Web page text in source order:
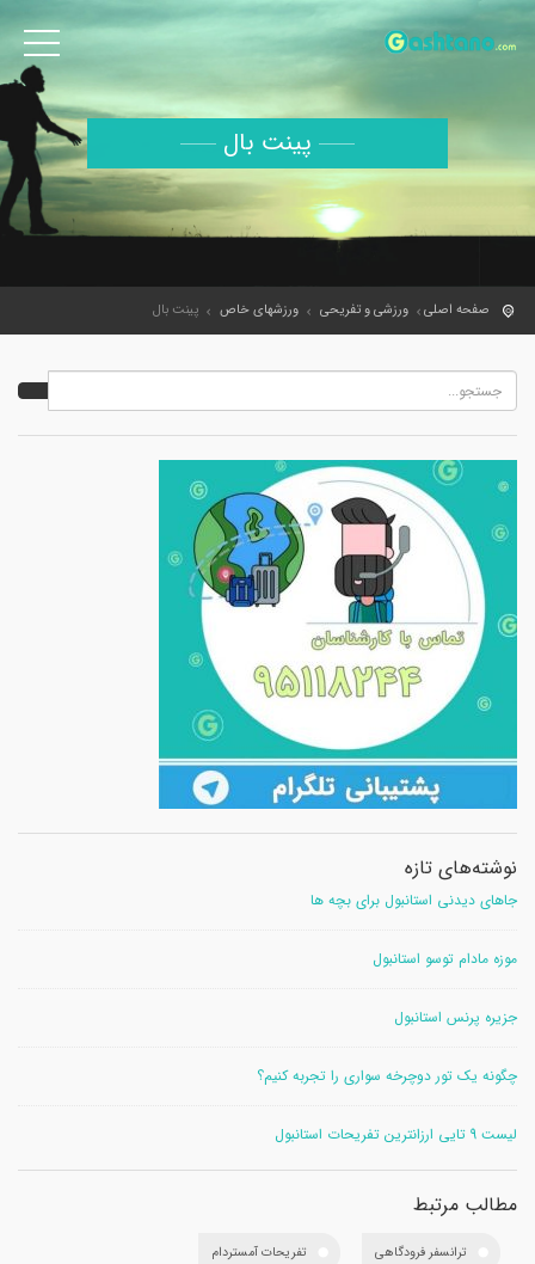
پینت بال
صفحه اصلی ورزشی و تفریحی ورزشهای خاص پینت بال
نوشته‌های تازه
جاهای دیدنی استانبول برای بچه ها
موزه مادام توسو استانبول
جزیره پرنس استانبول
چگونه یک تور دوچرخه سواری را تجربه کنیم؟
لیست 9 تایی ارزانترین تفریحات استانبول
مطالب مرتبط
ترانسفر فرودگاهی تفریحات آمستردام